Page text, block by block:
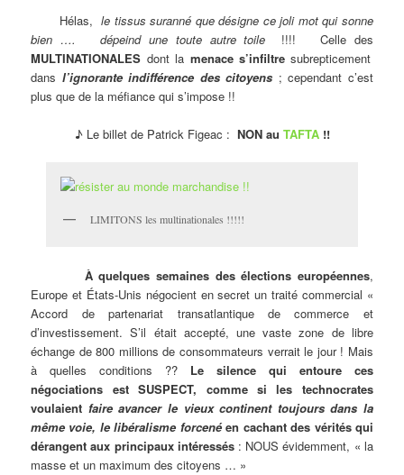
Hélas, le tissus suranné que désigne ce joli mot qui sonne
bien …. dépeind une toute autre toile !!!! Celle des
MULTINATIONALES dont la menace s’infiltresubrepticement
dans l’ignorante indifférence des citoyens ; cependant c’est
plus que de la méfiance qui s’impose !!
♪ Le billet de Patrick Figeac : NON au TAFTA!!
LIMITONS les multinationales !!!!!
À quelques semaines des élections européennes,
Europe et États-Unis négocient en secret un traité commercial «
Accord de partenariat transatlantique de commerce et
d’investissement. S’il était accepté, une vaste zone de libre
échange de 800 millions de consommateurs verrait le jour ! Mais
à quelles conditions ?? Le silence qui entoure ces
négociations est SUSPECT, comme si les technocrates
voulaient faire avancer le vieux continent toujours dans la
même voie, le libéralisme forcenéen cachant des vérités qui
dérangent aux principaux intéressés: NOUS évidemment, « la
masse et un maximum des citoyens … »